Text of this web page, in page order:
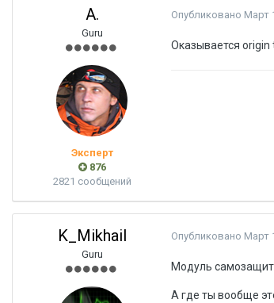
A.
Guru
Эксперт
876
2821 сообщений
Опубликовано Март
Оказывается origin
K_Mikhail
Guru
Опубликовано Март
Модуль
А где ты вообще